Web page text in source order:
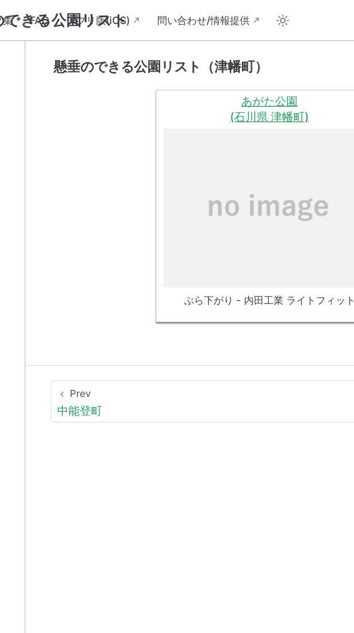
できる公園リスト
集 FAQ アプリ版(iOS) 問い合わせ/情報提供
懸垂のできる公園リスト（津幡町）
あがた公園
(石川県 津幡町)
ぶら下がり - 内田工業 ライトフィット
Prev
中能登町